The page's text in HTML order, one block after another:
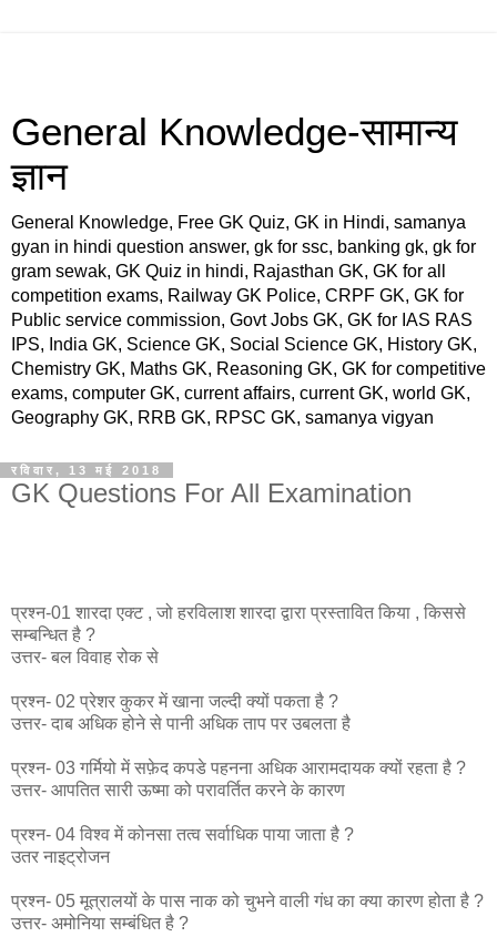
General Knowledge-सामान्य
ज्ञान
General Knowledge, Free GK Quiz, GK in Hindi, samanya
gyan in hindi question answer, gk for ssc, banking gk, gk for
gram sewak, GK Quiz in hindi, Rajasthan GK, GK for all
competition exams, Railway GK Police, CRPF GK, GK for
Public service commission, Govt Jobs GK, GK for IAS RAS
IPS, India GK, Science GK, Social Science GK, History GK,
Chemistry GK, Maths GK, Reasoning GK, GK for competitive
exams, computer GK, current affairs, current GK, world GK,
Geography GK, RRB GK, RPSC GK, samanya vigyan
रविवार, 13 मई 2018
GK Questions For All Examination
प्रश्न-01 शारदा एक्ट , जो हरविलाश शारदा द्वारा प्रस्तावित किया , किससे
सम्बन्धित है ?
उत्तर- बल विवाह रोक से
प्रश्न- 02 प्रेशर कुकर में खाना जल्दी क्यों पकता है ?
उत्तर- दाब अधिक होने से पानी अधिक ताप पर उबलता है
प्रश्न- 03 गर्मियो में सफ़ेद कपडे पहनना अधिक आरामदायक क्यों रहता है ?
उत्तर- आपतित सारी ऊष्मा को परावर्तित करने के कारण
प्रश्न- 04 विश्व में कोनसा तत्व सर्वाधिक पाया जाता है ?
उतर नाइट्रोजन
प्रश्न- 05 मूत्रालयों के पास नाक को चुभने वाली गंध का क्या कारण होता है ?
उत्तर- अमोनिया सम्बंधित है ?